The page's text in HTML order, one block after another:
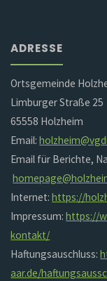
ADRESSE
Ortsgemeinde
Limburger Straße 25
65558 Holzheim
Email:
Email für Berichte,
Internet:https://
Impressum:https://
kontakt/
Haftungsauschluss:
aar.de/